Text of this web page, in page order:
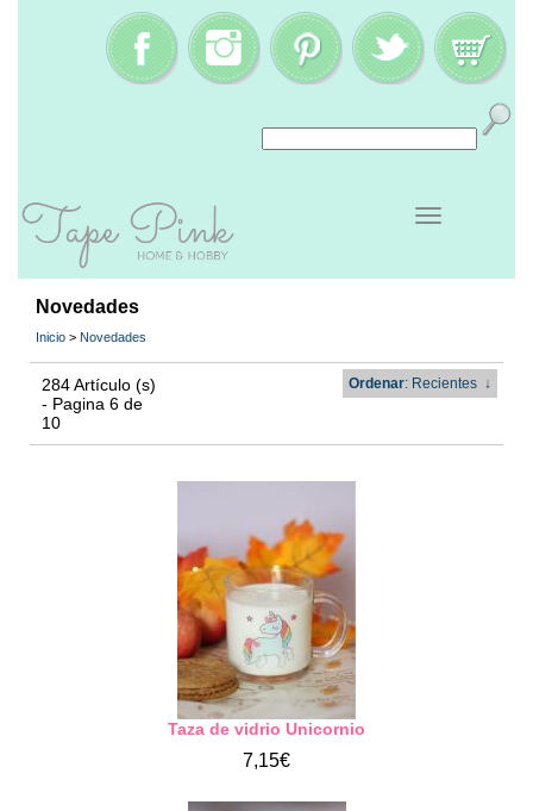
Novedades
Inicio > Novedades
284 Artículo (s)
- Pagina 6 de
10
Ordenar: Recientes↓
Taza de vidrio Unicornio
7,15€